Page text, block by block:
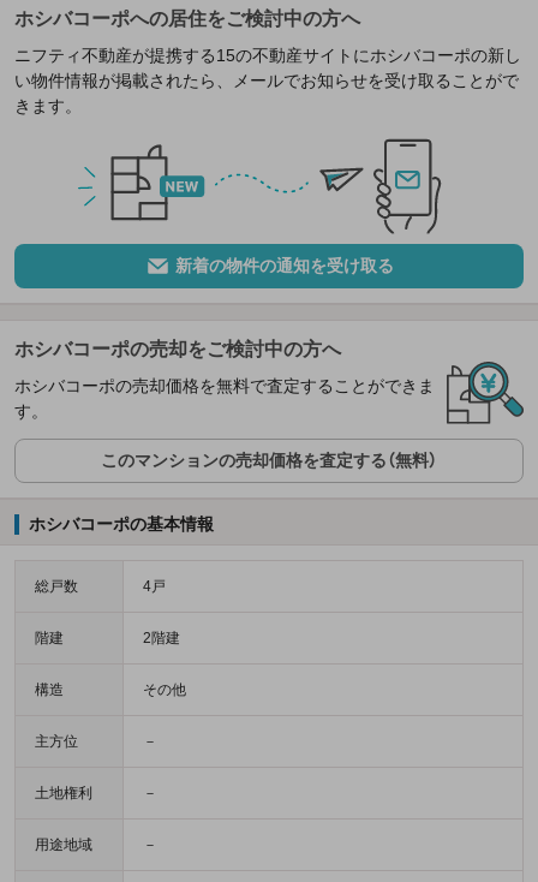
ホシバコーポへの居住をご検討中の方へ
ニフティ不動産が提携する15の不動産サイトにホシバコーポの新し
い物件情報が掲載されたら、メールでお知らせを受け取ることがで
きます。
新着の物件の通知を受け取る
ホシバコーポの売却をご検討中の方へ
ホシバコーポの売却価格を無料で査定することができま
す。
このマンションの売却価格を査定する（無料）
ホシバコーポの基本情報
総戸数 4戸
階建 2階建
構造 その他
主方位 －
土地権利 －
用途地域 －